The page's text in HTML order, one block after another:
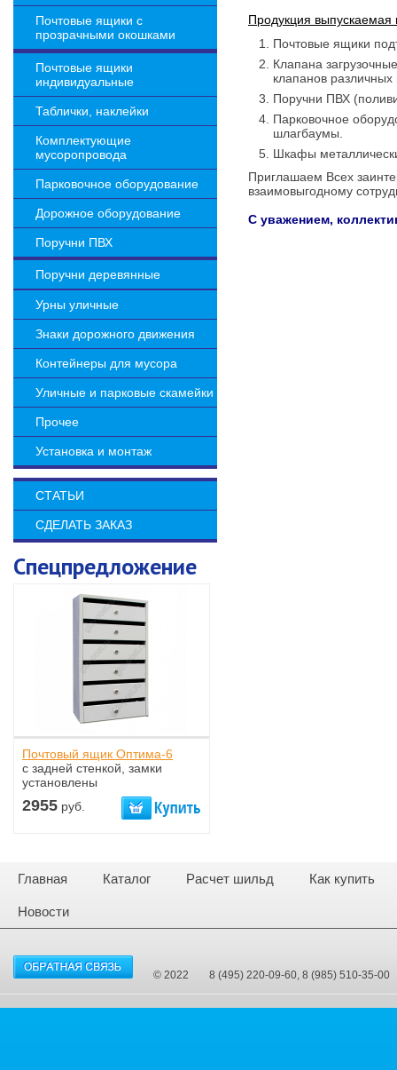
Почтовые ящики с
прозрачными окошками
Почтовые ящики
индивидуальные
Таблички, наклейки
Комплектующие
мусоропровода
Парковочное оборудование
Дорожное оборудование
Поручни ПВХ
Поручни деревянные
Урны уличные
Знаки дорожного движения
Контейнеры для мусора
Уличные и парковые скамейки
Прочее
Установка и монтаж
СТАТЬИ
СДЕЛАТЬ ЗАКАЗ
Спецпредложение
Почтовый ящик Оптима-6
с задней стенкой, замки
установлены
2955 руб.
Продукция
Почтовые ящики
Клапана
клапанов
Поручни ПВХ
Парковочное
шлагбаумы.
Шкафы
Приглашаем Всех
взаимовыгодному
С уважением,
Главная Каталог Расчет шильд Как купить
Новости
© 2022 8 (495) 220-09-60, 8 (985) 510-35-